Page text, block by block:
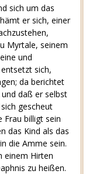
sich um das
er sich, einer
Myrtale, seinem
und
sich,
da berichtet
daß er selbst
gescheut
Frau billigt sein
das Kind als das
die Amme sein.
einem Hirten
zu heißen.